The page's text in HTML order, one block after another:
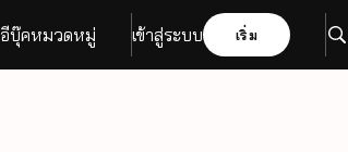
อีบุ๊คหมวดหมู่ เข้าสู่ระบบ เริ่ม